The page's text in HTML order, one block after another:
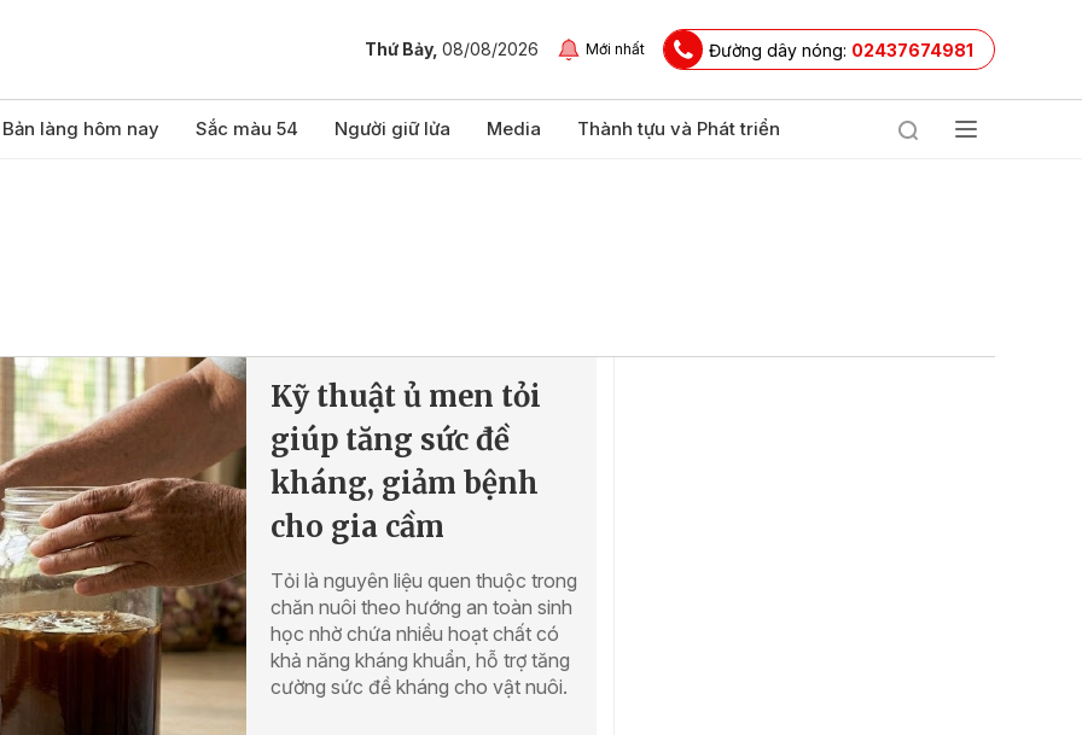
Thứ Bảy, 08/08/2026 Mới nhất Đường dây nóng: 02437674981
Bản làng hôm nay Sắc màu 54 Người giữ lửa Media Thành tựu và Phát triển
Kỹ thuật ủ men tỏi
giúp tăng sức đề
kháng, giảm bệnh
cho gia cầm
Tỏi là nguyên liệu quen thuộc trong
chăn nuôi theo hướng an toàn sinh
học nhờ chứa nhiều hoạt chất có
khả năng kháng khuẩn, hỗ trợ tăng
cường sức đề kháng cho vật nuôi.